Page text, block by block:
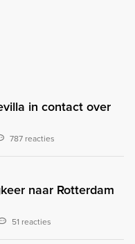
in contact over
787 reacties
naar Rotterdam
51 reacties